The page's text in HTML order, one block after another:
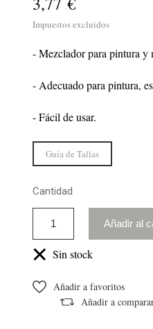
Impuestos excluidos
- Mezclador para pintura y
- Adecuado para pintura,
- Fácil de usar.
Guía de Tallas
Cantidad
Añadir al
Sin stock
Añadir a favoritos
Añadir a